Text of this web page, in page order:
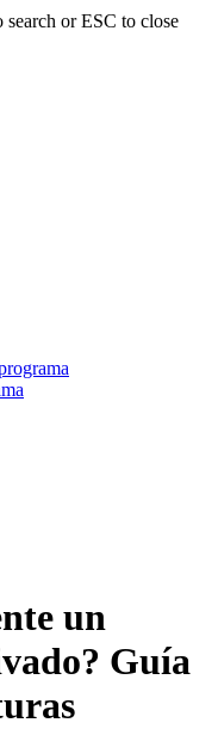
search or ESC to close
un
Guía